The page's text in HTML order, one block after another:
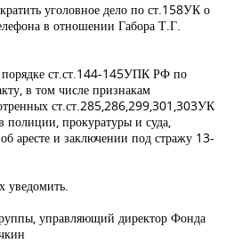
уголовное дело по ст.158УК о
в отношении Габора Т.Г.
порядке ст.ст.144-145УПК РФ по
в том числе признакам
ст.ст.285,286,299,301,303УК
полиции, прокуратуры и суда,
аресте и заключении под стражу 13-
уведомить.
управляющий директор Фонда